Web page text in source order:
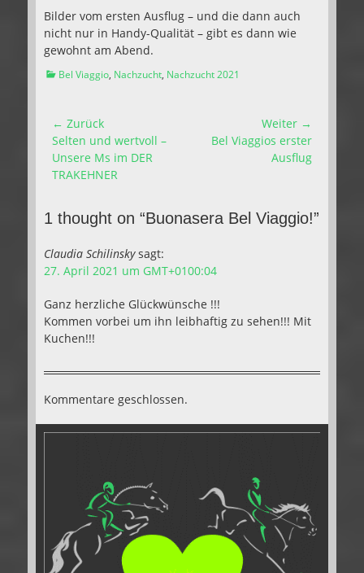
Bilder vom ersten Ausflug – und die dann auch
nicht nur in Handy-Qualität – gibt es dann wie
gewohnt am Abend.
Kategorien
Bel Viaggio, Nachzucht, Nachzucht 2021
Beitragsnavigation
← Zurück
Vorhergehender
Beitrag:
Selten und wertvoll –
Unsere Ms im DER
TRAKEHNER
Weiter →
NächsterBel Viaggios erster
Ausflug
1 thought on “Buonasera Bel Viaggio!”
Claudia Schilinsky sagt:
27. April 2021 um GMT+0100:04
Ganz herzliche Glückwünsche !!!
Kommen vorbei um ihn leibhaftig zu sehen!!! Mit
Kuchen!!!
Kommentare geschlossen.